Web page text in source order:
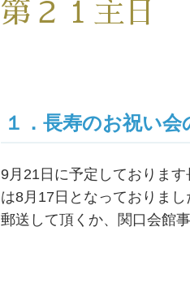
第２１主日
１．長寿のお祝い
9月21日に予定しておりま
は8月17日となっておりま
郵送して頂くか、関口会館